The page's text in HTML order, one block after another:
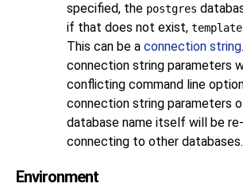
specified, the postgres
if that does not exist,
This can be a connection string
connection string parameters
conflicting command line
connection string parameters
database name itself will be
connecting to other databases.
Environment